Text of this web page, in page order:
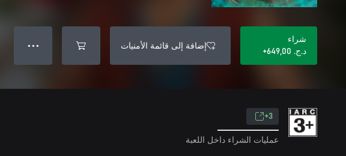
شراء
د.ج.‏ 649,00+
إضافة إلى قائمة الأمنيات ● ● ●
3+
عمليات الشراء داخل اللعبة